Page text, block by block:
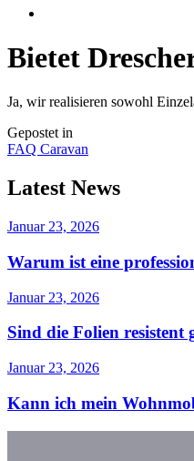
Bietet
Ja, wir realisieren sowohl
Gepostet in
FAQ Caravan
Latest News
Januar 23, 2026
Warum ist eine
Januar 23, 2026
Sind die Folien resistent
Januar 23, 2026
Kann ich mein